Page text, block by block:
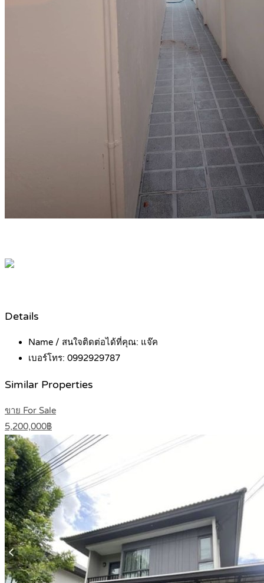
Details
Name / สนใจติดต่อได้ที่คุณ: แจ๊ค
เบอร์โทร: 0992929787
Similar Properties
ขาย For Sale
5,200,000฿